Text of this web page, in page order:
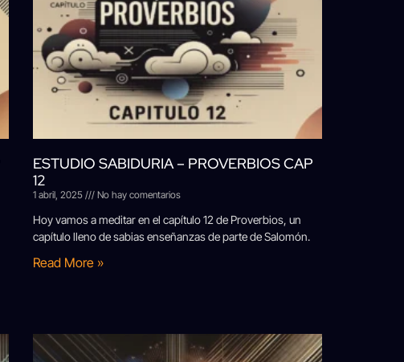
ESTUDIO SABIDURIA – PROVERBIOS CAP
12
1 abril, 2025 No hay comentarios
Hoy vamos a meditar en el capítulo 12 de Proverbios, un
capítulo lleno de sabias enseñanzas de parte de Salomón.
Read More »